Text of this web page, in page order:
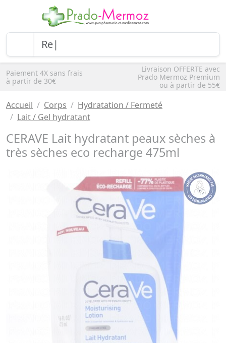
Paiement 4X sans frais
à partir de 30€
Livraison OFFERTE avec
Prado Mermoz Premium
ou à partir de 55€
Accueil Corps
Hydratation / Fermeté
Lait / Gel hydratant
CERAVE Lait hydratant peaux sèches à
très sèches eco recharge 475ml